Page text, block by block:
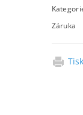
Záruka